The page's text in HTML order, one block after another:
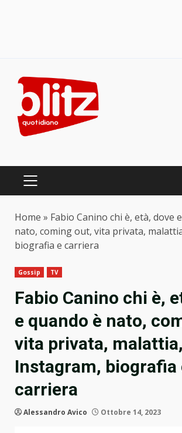
content
PRIMARY
Home » Fabio Canino chi è, età, dove
nato, coming out, vita privata,
biografia e carriera
Gossip TV
Fabio Canino chi è,
e quando è nato,
vita privata, malattia,
Instagram, biografia
carriera
Alessandro Avico Ottobre 14, 2023